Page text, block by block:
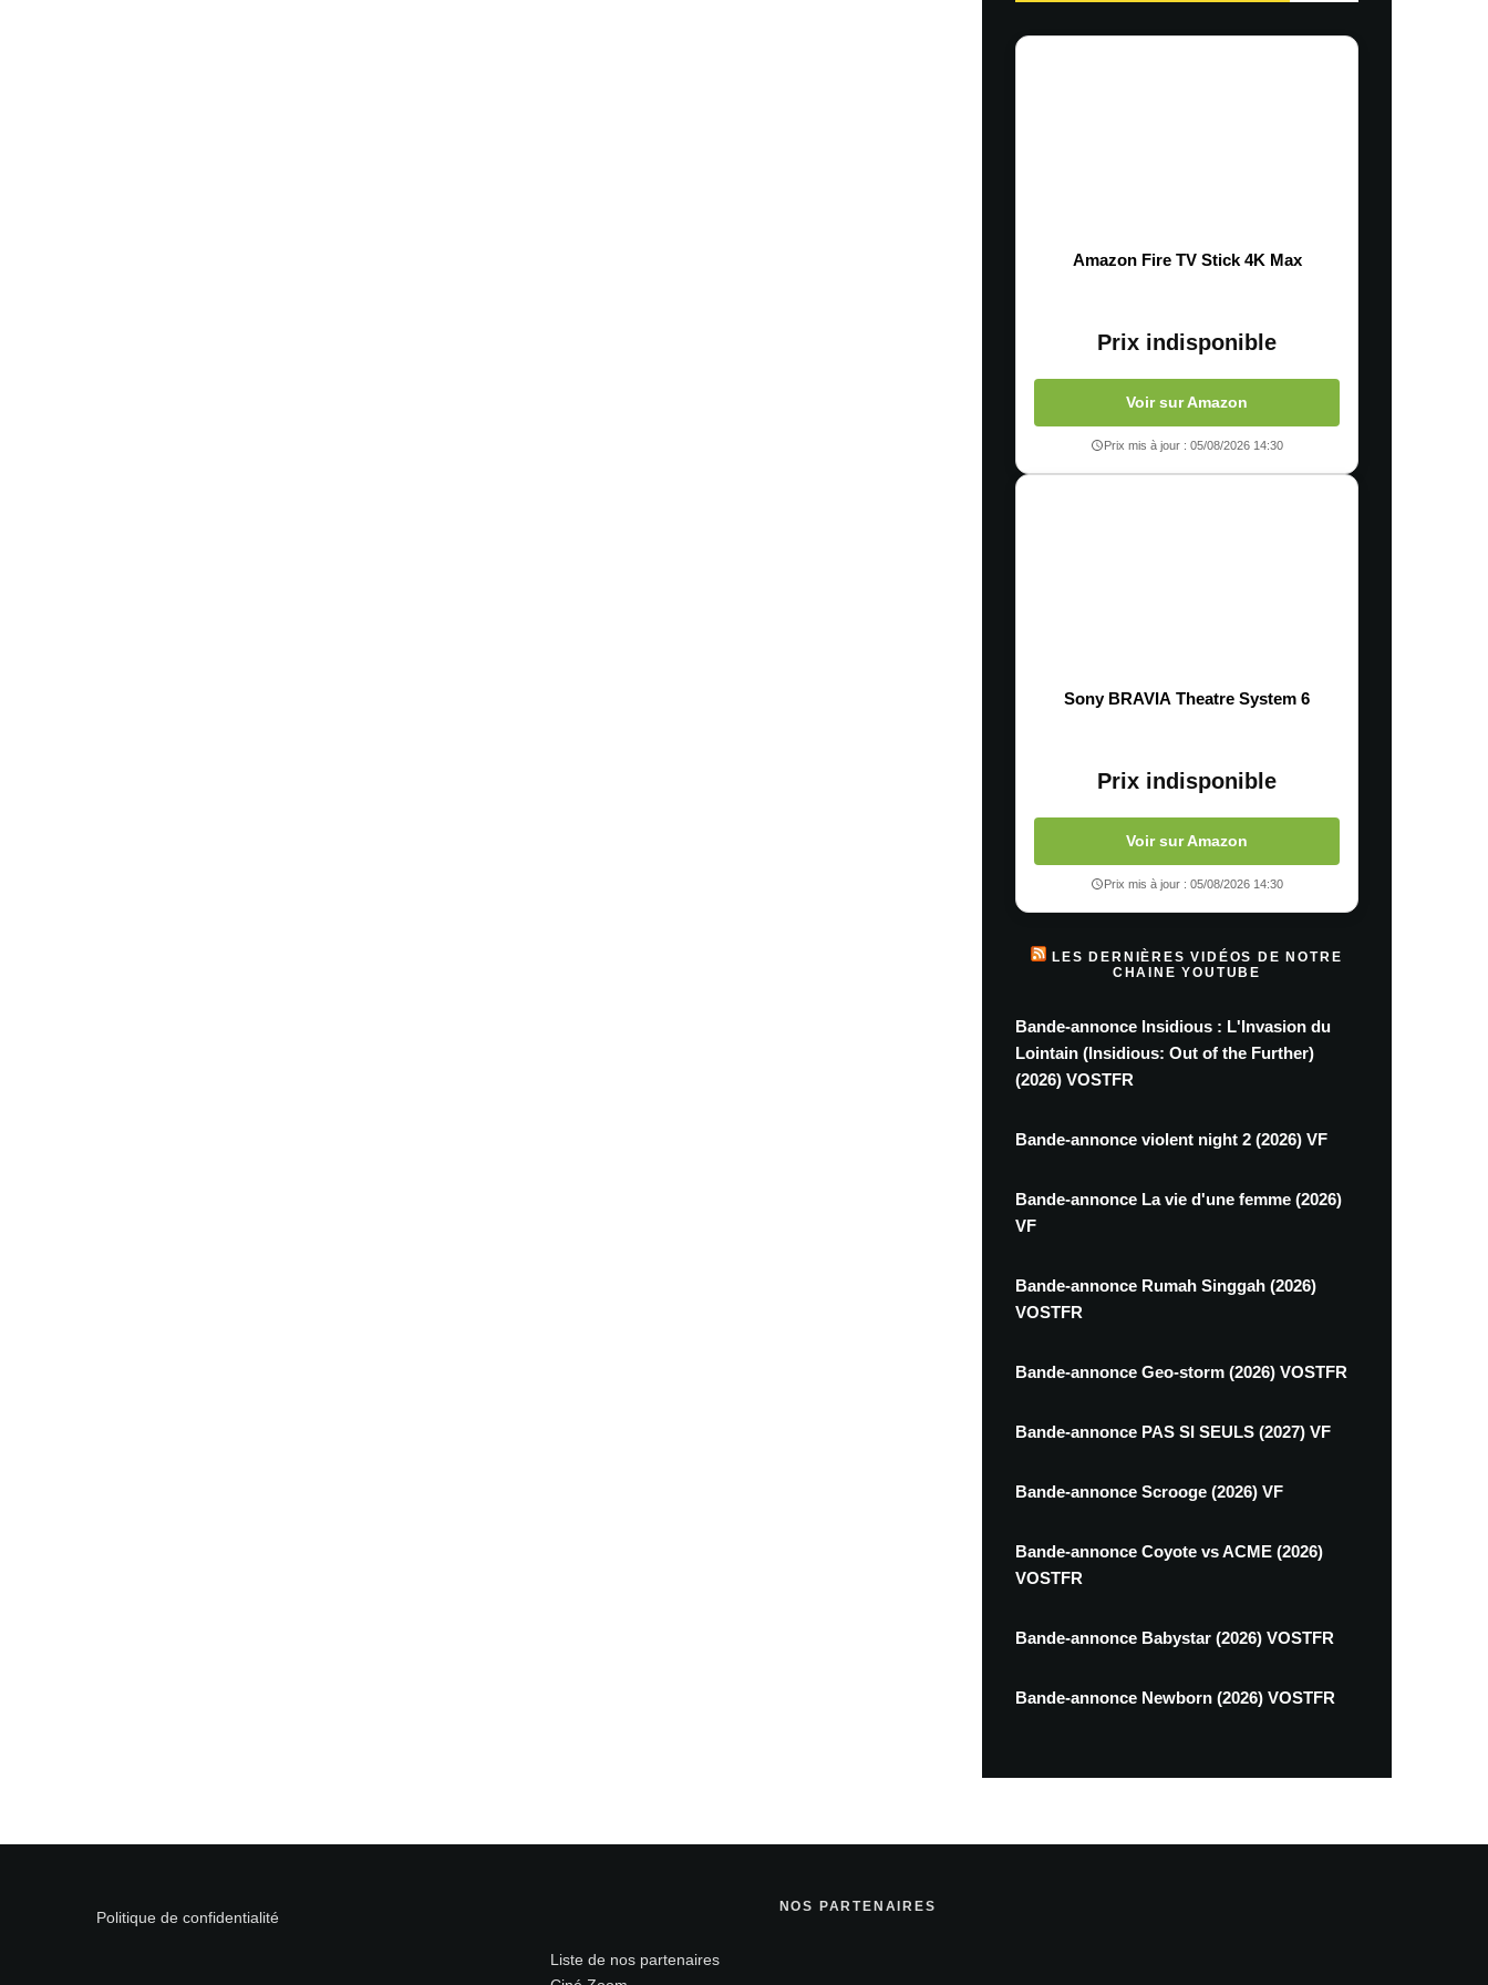
Amazon Fire TV Stick 4K Max
Prix indisponible
Voir sur Amazon
Prix mis à jour : 05/08/2026 14:30
Sony BRAVIA Theatre System 6
Prix indisponible
Voir sur Amazon
Prix mis à jour : 05/08/2026 14:30
LES DERNIÈRES VIDÉOS DE NOTRE
CHAINE YOUTUBE
Bande-annonce Insidious : L'Invasion du
Lointain (Insidious: Out of the Further)
(2026) VOSTFR
Bande-annonce violent night 2 (2026) VF
Bande-annonce La vie d'une femme (2026)
VF
Bande-annonce Rumah Singgah (2026)
VOSTFR
Bande-annonce Geo-storm (2026) VOSTFR
Bande-annonce PAS SI SEULS (2027) VF
Bande-annonce Scrooge (2026) VF
Bande-annonce Coyote vs ACME (2026)
VOSTFR
Bande-annonce Babystar (2026) VOSTFR
Bande-annonce Newborn (2026) VOSTFR
Politique de confidentialité
NOS PARTENAIRES
Liste de nos partenaires